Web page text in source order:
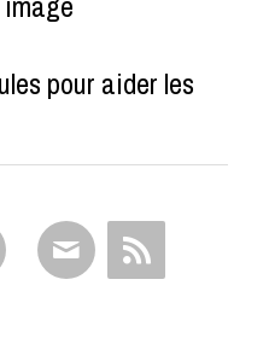
pour aider les